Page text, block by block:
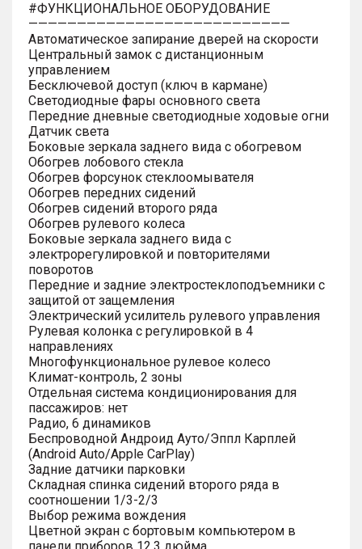
#ФУНКЦИОНАЛЬНОЕ ОБОРУДОВАНИЕ
———————————————————————————
Автоматическое запирание дверей на скорости
Центральный замок с дистанционным
управлением
Бесключевой доступ (ключ в кармане)
Светодиодные фары основного света
Передние дневные светодиодные ходовые огни
Датчик света
Боковые зеркала заднего вида с обогревом
Обогрев лобового стекла
Обогрев форсунок стеклоомывателя
Обогрев передних сидений
Обогрев сидений второго ряда
Обогрев рулевого колеса
Боковые зеркала заднего вида с
электрорегулировкой и повторителями
поворотов
Передние и задние электростеклоподъемники с
защитой от защемления
Электрический усилитель рулевого управления
Рулевая колонка с регулировкой в 4
направлениях
Многофункциональное рулевое колесо
Климат-контроль, 2 зоны
Отдельная система кондиционирования для
пассажиров: нет
Радио, 6 динамиков
Беспроводной Андроид Ауто/Эппл Карплей
(Android Auto/Apple CarPlay)
Задние датчики парковки
Складная спинка сидений второго ряда в
соотношении 1/3-2/3
Выбор режима вождения
Цветной экран с бортовым компьютером в
панели приборов 12.3 дюйма